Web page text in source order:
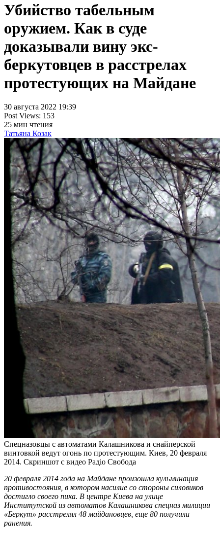
Убийство табельным
оружием. Как в суде
доказывали вину экс-
беркутовцев в расстрелах
протестующих на Майдане
30 августа 2022 19:39
Post Views: 153
25 мин чтения
Татьяна Козак
Спецназовцы с автоматами Калашникова и снайперской
винтовкой ведут огонь по протестующим. Киев, 20 февраля
2014. Скриншот с видео Радіо Свобода
20 февраля 2014 года на Майдане произошла кульминация
противостояния, в котором насилие со стороны силовиков
достигло своего пика. В центре Киева на улице
Институтской из автоматов Калашникова спецназ милиции
«Беркут» расстрелял 48 майдановцев, еще 80 получили
ранения.